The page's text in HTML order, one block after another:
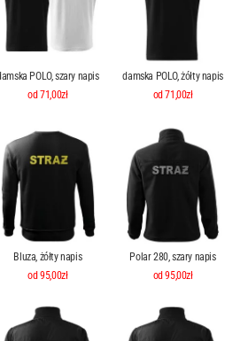
POLO, szary napis
od 71,00zł
damska POLO, żółty napis
od 71,00zł
Bluza, żółty napis
od 95,00zł
Polar 280, szary napis
od 95,00zł